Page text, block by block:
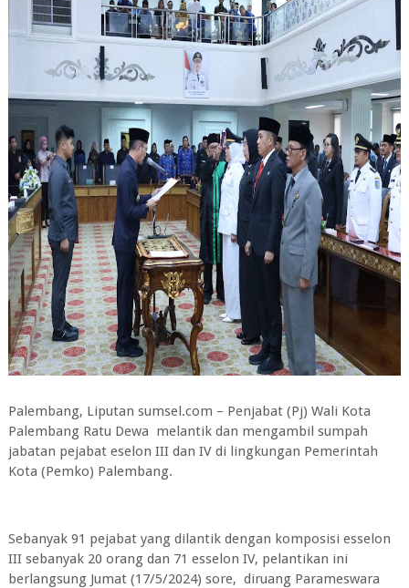
Palembang, Liputan sumsel.com – Penjabat (Pj) Wali Kota
Palembang Ratu Dewa melantik dan mengambil sumpah
jabatan pejabat eselon III dan IV di lingkungan Pemerintah
Kota (Pemko) Palembang.
Sebanyak 91 pejabat yang dilantik dengan komposisi esselon
III sebanyak 20 orang dan 71 esselon IV, pelantikan ini
berlangsung Jumat (17/5/2024) sore, diruang Parameswara